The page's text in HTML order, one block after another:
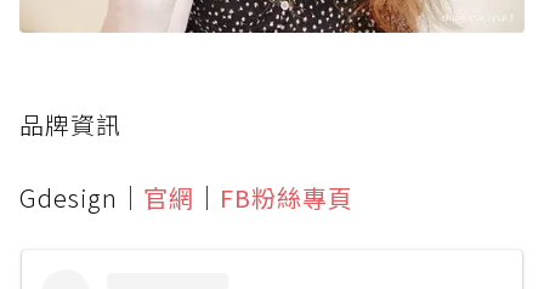
品牌資訊
Gdesign｜ 官網 ｜ FB粉絲專頁